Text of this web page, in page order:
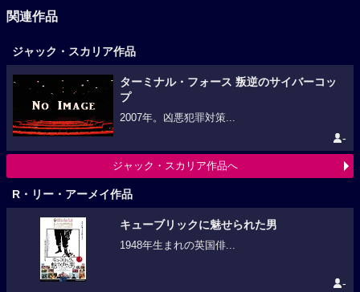
関連作品
ジャック・スカリア作品
ターミナル・フォース 叛逆のサイバーコッ
プ
2007年。凶悪犯罪対策...
-
ジャック・スカリア作品へ
R・リー・アーメイ作品
キューブリックに魅せられた男
1948年生まれの英国俳...
-